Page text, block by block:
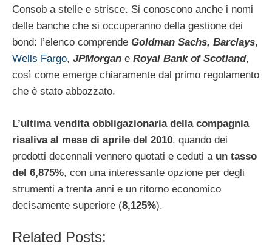
Consob a stelle e strisce. Si conoscono anche i nomi
delle banche che si occuperanno della gestione dei
bond: l’elenco comprende Goldman Sachs, Barclays,
Wells Fargo, JPMorgan e Royal Bank of Scotland,
così come emerge chiaramente dal primo regolamento
che è stato abbozzato.
L’ultima vendita obbligazionaria della compagnia
risaliva al mese di aprile del 2010, quando dei
prodotti decennali vennero quotati e ceduti a un tasso
del 6,875%, con una interessante opzione per degli
strumenti a trenta anni e un ritorno economico
decisamente superiore (8,125%).
Related Posts: